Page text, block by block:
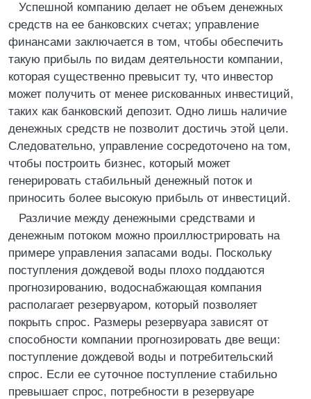
Успешной компанию делает не объем денежных
средств на ее банковских счетах; управление
финансами заключается в том, чтобы обеспечить
такую прибыль по видам деятельности компании,
которая существенно превысит ту, что инвестор
может получить от менее рискованных инвестиций,
таких как банковский депозит. Одно лишь наличие
денежных средств не позволит достичь этой цели.
Следовательно, управление сосредоточено на том,
чтобы построить бизнес, который может
генерировать стабильный денежный поток и
приносить более высокую прибыль от инвестиций.
Различие между денежными средствами и
денежным потоком можно проиллюстрировать на
примере управления запасами воды. Поскольку
поступления дождевой воды плохо поддаются
прогнозированию, водоснабжающая компания
располагает резервуаром, который позволяет
покрыть спрос. Размеры резервуара зависят от
способности компании прогнозировать две вещи:
поступление дождевой воды и потребительский
спрос. Если ее суточное поступление стабильно
превышает спрос, потребности в резервуаре